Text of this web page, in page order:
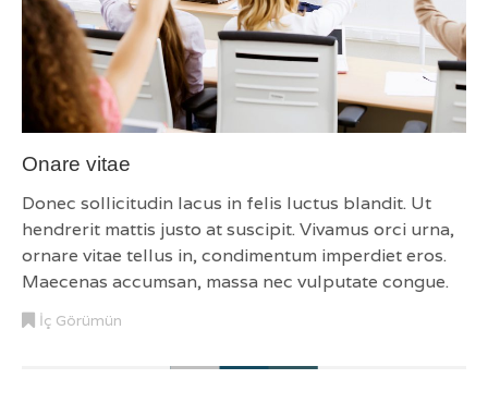
Onare vitae
Donec sollicitudin lacus in felis luctus blandit. Ut
hendrerit mattis justo at suscipit. Vivamus orci urna,
ornare vitae tellus in, condimentum imperdiet eros.
Maecenas accumsan, massa nec vulputate congue.
İç Görümün